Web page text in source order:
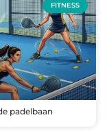
FITNESS
padelbaan